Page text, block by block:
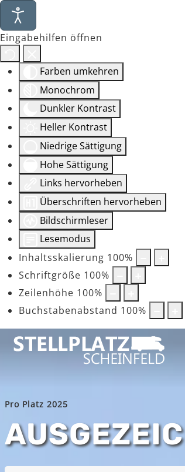
Eingabehilfen öffnen
Farben umkehren
Monochrom
Dunkler Kontrast
Heller Kontrast
Niedrige Sättigung
Hohe Sättigung
Links hervorheben
Überschriften hervorheben
Bildschirmleser
Lesemodus
Inhaltsskalierung 100%
Schriftgröße 100%
Zeilenhöhe 100%
Buchstabenabstand 100%
Pro Platz 2025